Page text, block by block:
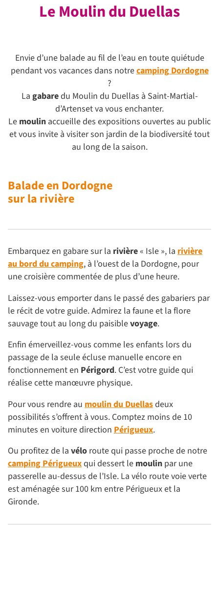
Le Moulin du Duellas
Envie d’une balade au fil de l’eau en toute quiétude
pendant vos vacances dans notrecamping Dordogne
?
La gabaredu Moulin du Duellas à Saint-Martial-
d’Artenset va vous enchanter.
Le moulin accueille des expositions ouvertes au public
et vous invite à visiter son jardin de la biodiversité tout
au long de la saison.
Balade en Dordogne
sur la rivière
Embarquez en gabare sur la rivière« Isle », la rivière
au bord du camping, à l’ouest de la Dordogne, pour
une croisière commentée de plus d’une heure.
Laissez-vous emporter dans le passé des gabariers par
le récit de votre guide. Admirez la faune et la flore
sauvage tout au long du paisiblevoyage.
Enfin émerveillez-vous comme les enfants lors du
passage de la seule écluse manuelle encore en
fonctionnement en Périgord. C’est votre guide qui
réalise cette manœuvre physique.
Pour vous rendre au moulin du Duellasdeux
possibilités s’offrent à vous. Comptez moins de 10
minutes en voiture direction Périgueux.
Ou profitez de la vélo route qui passe proche de notre
camping Périgueuxqui dessert le moulin par une
passerelle au-dessus de l’Isle. La vélo route voie verte
est aménagée sur 100 km entre Périgueux et la
Gironde.